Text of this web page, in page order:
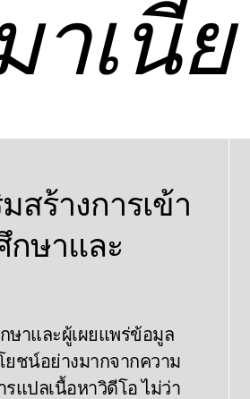
าเนีย
สร้างการเข้า
กษาและ
ษาและผู้เผยแพร่ข้อมูล
ยชน์อย่างมากจากความ
รแปลเนื้อหาวิดีโอ ไม่ว่า